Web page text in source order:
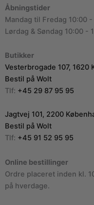
Åbningstider
Mandag til Fredag 10:00
Lørdag & Søndag 10:00 -
Butikker
Vesterbrogade 107, 1620
Bestil på Wolt
Tlf: +45 29 87 95 95
Jagtvej 101, 2200
Bestil på Wolt
Tlf: +45 91 52 95 95
Online bestillinger
Ordre placeret inden kl.
på hverdage.